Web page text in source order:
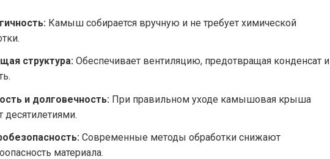
Камыш собирается вручную и не требует химической
структура: Обеспечивает вентиляцию, предотвращая конденсат и
и долговечность: При правильном уходе камышовая крыша
десятилетиями.
Современные методы обработки снижают
материала.